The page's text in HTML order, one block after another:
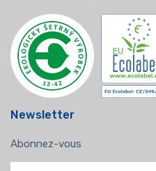
Newsletter
Abonnez-vous